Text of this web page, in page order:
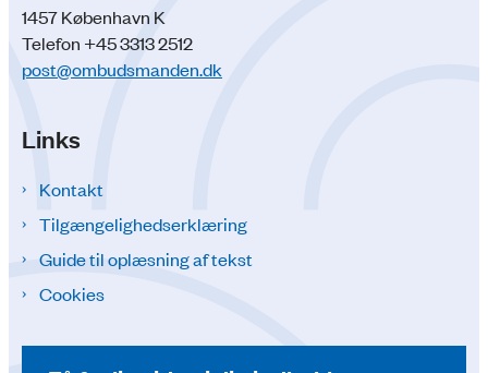
1457 København K
Telefon +45 3313 2512
post@ombudsmanden.dk
Links
Kontakt
Tilgængelighedserklæring
Guide til oplæsning af tekst
Cookies